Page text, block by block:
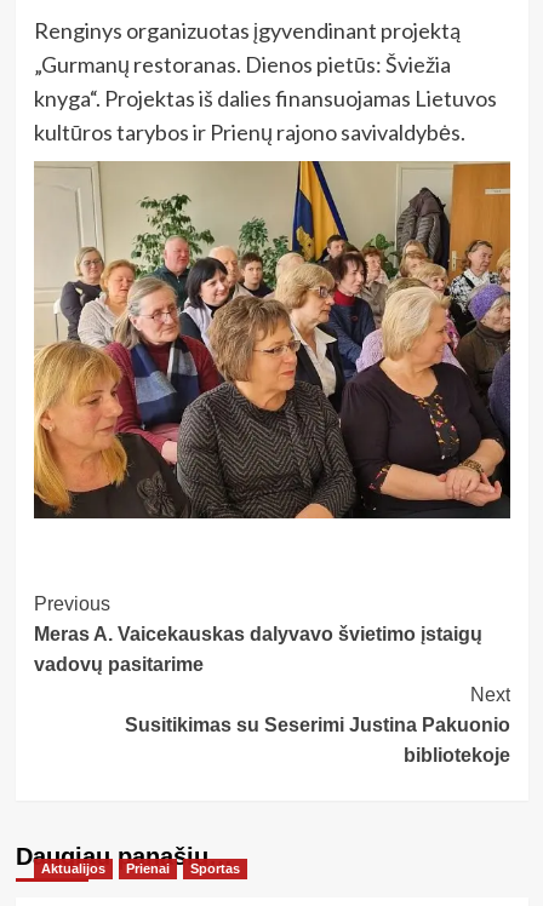
Renginys organizuotas įgyvendinant projektą
„Gurmanų restoranas. Dienos pietūs: Šviežia
knyga“. Projektas iš dalies finansuojamas Lietuvos
kultūros tarybos ir Prienų rajono savivaldybės.
Post
Navigation
Previous
Meras A. Vaicekauskas dalyvavo švietimo įstaigų
vadovų pasitarime
Next
Susitikimas su Seserimi Justina Pakuonio
bibliotekoje
Daugiau panašių…
Aktualijos Prienai Sportas